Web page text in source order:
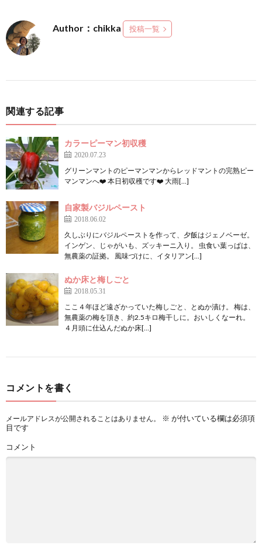
Author：chikka 投稿一覧
関連する記事
カラーピーマン初収穫
2020.07.23
グリーンマントのピーマンマンからレッドマントの完熟ピー
マンマンへ❤️ 本日初収穫です❤️ 大雨[…]
自家製バジルペースト
2018.06.02
久しぶりにバジルペーストを作って、夕飯はジェノベーゼ。
インゲン、じゃがいも、ズッキーニ入り。 虫食い葉っぱは、
無農薬の証拠。 風味づけに、イタリアン[…]
ぬか床と梅しごと
2018.05.31
ここ４年ほど遠ざかっていた梅しごと、とぬか漬け。 梅は、
無農薬の梅を頂き、約2.5キロ梅干しに。おいしくなーれ。
４月頭に仕込んだぬか床[…]
コメントを書く
メールアドレスが公開されることはありません。 ※ が付いている欄は必須項
目です
コメント